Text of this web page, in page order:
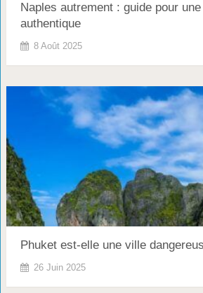
Naples autrement : guide pour
authentique
8 Août 2025
Phuket est-elle une ville
26 Juin 2025